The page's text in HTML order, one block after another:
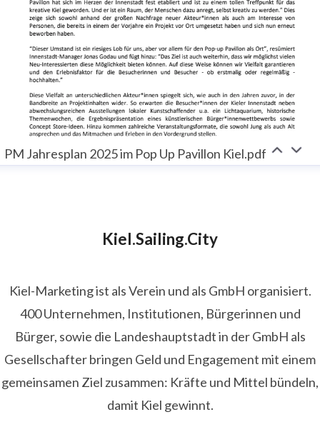
PM Jahresplan 2025 im Pop Up Pavillon Kiel.pdf
Kiel.Sailing.City
Kiel-Marketing ist als Verein und als GmbH organisiert.
400 Unternehmen, Institutionen, Bürgerinnen und
Bürger, sowie die Landeshauptstadt in der GmbH als
Gesellschafter bringen Geld und Engagement mit einem
gemeinsamen Ziel zusammen: Kräfte und Mittel bündeln,
damit Kiel gewinnt.